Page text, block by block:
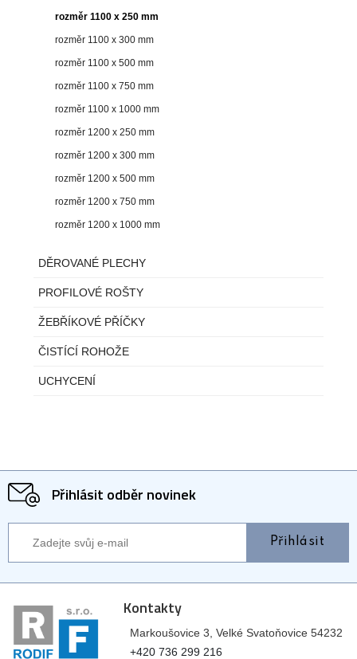
rozměr 1100 x 250 mm
rozměr 1100 x 300 mm
rozměr 1100 x 500 mm
rozměr 1100 x 750 mm
rozměr 1100 x 1000 mm
rozměr 1200 x 250 mm
rozměr 1200 x 300 mm
rozměr 1200 x 500 mm
rozměr 1200 x 750 mm
rozměr 1200 x 1000 mm
DĚROVANÉ PLECHY
PROFILOVÉ ROŠTY
ŽEBŘÍKOVÉ PŘÍČKY
ČISTÍCÍ ROHOŽE
UCHYCENÍ
Přihlásit odběr novinek
Přihlásit
Kontakty
Markoušovice 3, Velké Svatoňovice 54232
+420 736 299 216